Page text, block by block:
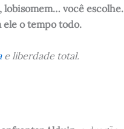
lobisomem… você escolhe.
o tempo todo.
e liberdade total.